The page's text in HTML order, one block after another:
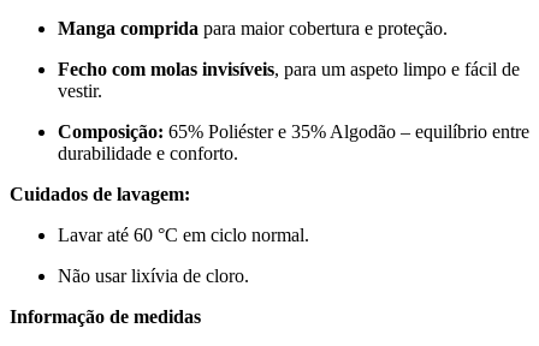
Manga comprida para maior cobertura e proteção.
Fecho com molas invisíveis, para um aspeto limpo e fácil de
vestir.
Composição: 65% Poliéster e 35% Algodão – equilíbrio entre
durabilidade e conforto.
Cuidados de lavagem:
Lavar até 60 °C em ciclo normal.
Não usar lixívia de cloro.
Informação de medidas